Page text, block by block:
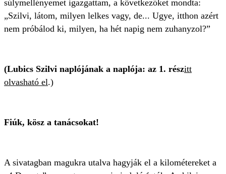
súlymellényemet igazgattam, a következőket mondta:
„Szilvi, látom, milyen lelkes vagy, de... Ugye, itthon azért
nem próbálod ki, milyen, ha hét napig nem zuhanyzol?”
(Lubics Szilvi naplójának a naplója: az 1. részitt
olvasható el.)
Fiúk, kösz a tanácsokat!
A sivatagban magukra utalva hagyják el a kilométereket a